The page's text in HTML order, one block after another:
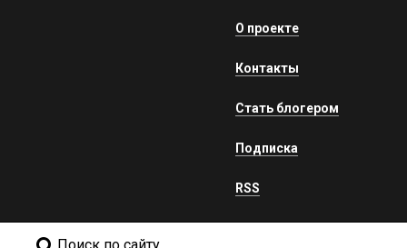
О проекте
Контакты
Стать блогером
Подписка
RSS
Поиск по сайту